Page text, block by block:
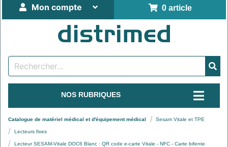
0 article
Mon compte
NOS RUBRIQUES
Catalogue de matériel médical et d'équipement médical Sesam Vitale et TPE
Lecteurs fixes
Lecteur SESAM-Vitale DOC6 Blanc : QR code e-carte Vitale - NFC - Carte bifente